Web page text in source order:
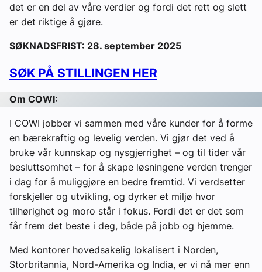
det er en del av våre verdier og fordi det rett og slett
er det riktige å gjøre.
SØKNADSFRIST: 28. september 2025
SØK PÅ STILLINGEN HER
Om COWI:
I COWI jobber vi sammen med våre kunder for å forme
en bærekraftig og levelig verden. Vi gjør det ved å
bruke vår kunnskap og nysgjerrighet – og til tider vår
besluttsomhet – for å skape løsningene verden trenger
i dag for å muliggjøre en bedre fremtid. Vi verdsetter
forskjeller og utvikling, og dyrker et miljø hvor
tilhørighet og moro står i fokus. Fordi det er det som
får frem det beste i deg, både på jobb og hjemme.
Med kontorer hovedsakelig lokalisert i Norden,
Storbritannia, Nord-Amerika og India, er vi nå mer enn